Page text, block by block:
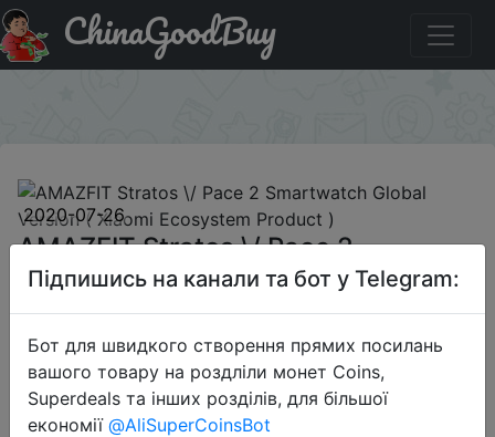
Купити по знижці STRATOS2 AMAZFIT Stratos \/ Pace 2
Smartwatch Global Version ( Xiaomi Ecosystem Product )
ChinaGoodBuy
2020-07-26
AMAZFIT Stratos \/ Pace 2
Smartwatch Global Version ( Xiaomi
Ecosystem Product )
$99.99
Підпишись на канали та бот у Telegram:
Бот для швидкого створення прямих посилань
вашого товару на роздліли монет Coins,
Superdeals та інших розділів, для більшої
економії @AliSuperCoinsBot